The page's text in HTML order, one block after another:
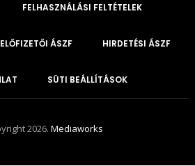
FELHASZNÁLÁSI FELTÉTELEK
ELŐFIZETŐI ÁSZF HIRDETÉSI ÁSZF
SÜTI BEÁLLÍTÁSOK
2026.Mediaworks